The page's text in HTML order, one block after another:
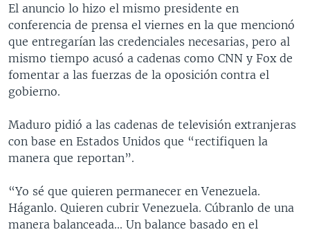
El anuncio lo hizo el mismo presidente en
conferencia de prensa el viernes en la que mencionó
que entregarían las credenciales necesarias, pero al
mismo tiempo acusó a cadenas como CNN y Fox de
fomentar a las fuerzas de la oposición contra el
gobierno.
Maduro pidió a las cadenas de televisión extranjeras
con base en Estados Unidos que “rectifiquen la
manera que reportan”.
“Yo sé que quieren permanecer en Venezuela.
Háganlo. Quieren cubrir Venezuela. Cúbranlo de una
manera balanceada... Un balance basado en el